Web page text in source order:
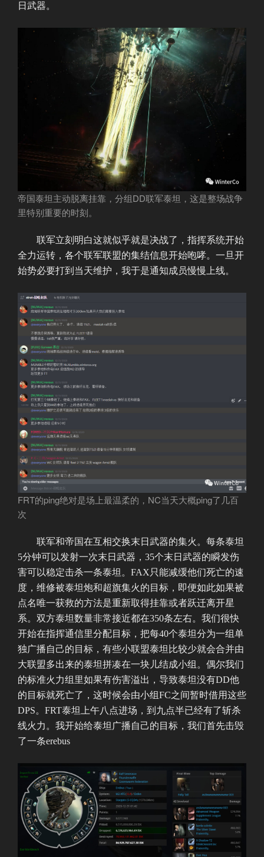
日武器。
帝国泰坦主动脱离挂靠，分组DD联军泰坦，这是整场战争
里特别重要的时刻。
联军立刻明白这就似乎就是决战了，指挥系统开始
全力运转，各个联军联盟的集结信息开始咆哮。一旦开
始势必要打到当天维护，我于是通知成员慢慢上线。
FRT的ping绝对是场上最温柔的，NC当天大概ping了几百
次
联军和帝国在互相交换末日武器的集火。每条泰坦
5分钟可以发射一次末日武器，35个末日武器的瞬发伤
害可以稳定击杀一条泰坦。FAX只能减缓他们死亡的速
度，维修被泰坦炮和超旗集火的目标，即便如此如果被
点名唯一获救的方法是重新取得挂靠或者跃迁离开星
系。双方泰坦数量非常接近都在350条左右。我们很快
开始在指挥通信里分配目标，把每40个泰坦分为一组单
独广播自己的目标，有些小联盟泰坦比较少就会合并由
大联盟多出来的泰坦拼凑在一块儿结成小组。偶尔我们
的标准火力组里如果有伤害溢出，导致泰坦没有DD他
的目标就死亡了，这时候会由小组FC之间暂时借用这些
DPS。FRT泰坦上午八点进场，到九点半已经有了斩杀
线火力。我开始给泰坦广播自己的目标，我们首先击毁
了一条erebus